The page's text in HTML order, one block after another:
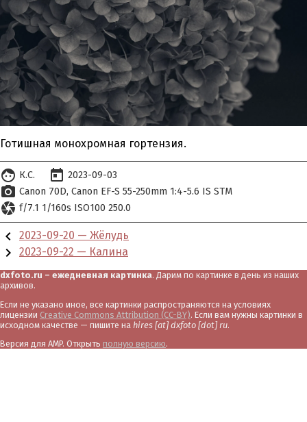
Готишная монохромная гортензия.
face К.С. today 2023-09-03
photo_camera Canon 70D Canon EF-S 55-250mm 1:4-5.6 IS STM
camera f/7.1 1/160s ISO100 250.0
chevron_left 2023-09-20 — Жёлудь
chevron_right 2023-09-22 — Калина
dxfoto.ru – ежедневная картинка. Дарим по картинке в день из наших
архивов.
Если не указано иное, все картинки распространяются на условиях
лицензии Creative Commons Attribution (CC-BY). Если вам нужны картинки в
исходном качестве — пишите на hires [at] dxfoto [dot] ru.
Версия для AMP. Открыть полную версию.